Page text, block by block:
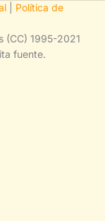
Política de
(CC) 1995-2021
fuente.